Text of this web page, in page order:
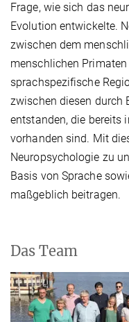
Frage, wie sich das
Evolution entwickelte.
zwischen dem
menschlichen
sprachspezifische
zwischen diesen durch
entstanden, die bereits
vorhanden sind. Mit
Neuropsychologie zu
Basis von Sprache
maßgeblich beitragen.
Das Team